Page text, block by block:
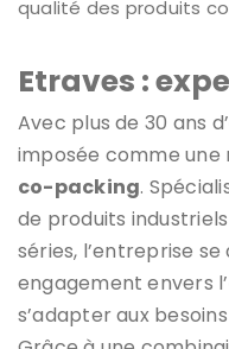
qualité des produits
Etraves :
Avec plus de 30 ans
imposée comme une
co-packing.
de produits
séries, l’entreprise
engagement envers
s’adapter aux